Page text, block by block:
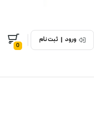
ورود | ثبت نام
0